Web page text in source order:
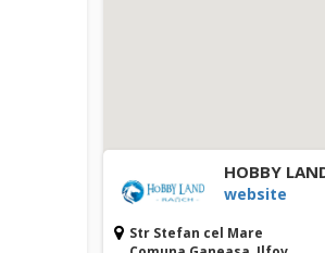
HOBBY
website
Str Stefan cel Mare